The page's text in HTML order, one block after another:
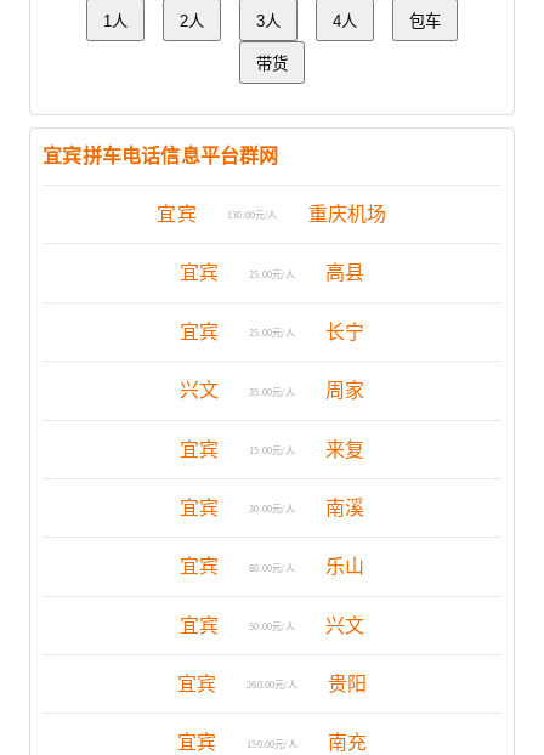
1人 2人 3人 4人 包车
带货
宜宾拼车电话信息平台群网
宜宾 130.00元/人 重庆机场
宜宾 25.00元/人 高县
宜宾 25.00元/人 长宁
兴文 35.00元/人 周家
宜宾 15.00元/人 来复
宜宾 30.00元/人 南溪
宜宾 80.00元/人 乐山
宜宾 50.00元/人 兴文
宜宾 260.00元/人 贵阳
宜宾 150.00元/人 南充